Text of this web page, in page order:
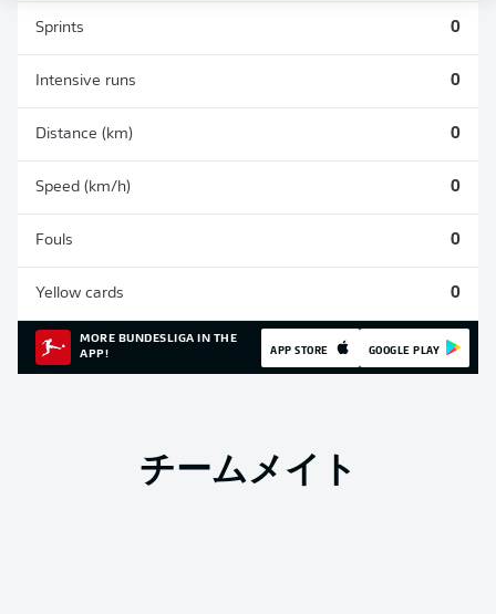
Sprints 0
Intensive runs 0
Distance (km) 0
Speed (km/h) 0
Fouls 0
Yellow cards 0
MORE BUNDESLIGA IN THE
APP!
APP STORE GOOGLE PLAY
チームメイト